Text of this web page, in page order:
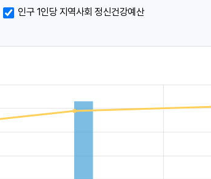
이
콘 콘
인구 1인당 지역사회 정신건강예산